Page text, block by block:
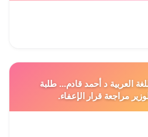
العربية د أحمد قادم... طلبة
مراجعة قرار الإعفاء.